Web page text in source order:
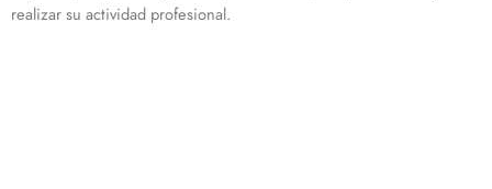
realizar su actividad profesional.